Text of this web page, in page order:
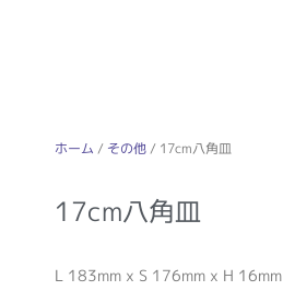
ホーム / その他/ 17cm八角皿
17cm八角皿
L 183mm x S 176mm x H 16mm